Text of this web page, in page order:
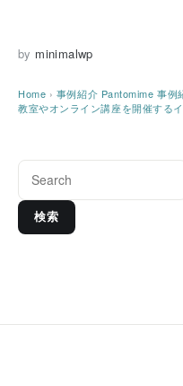
by minimalwp
Home › 事例紹介 Pantomime 事例
教室やオンライン講座を開催する
検索